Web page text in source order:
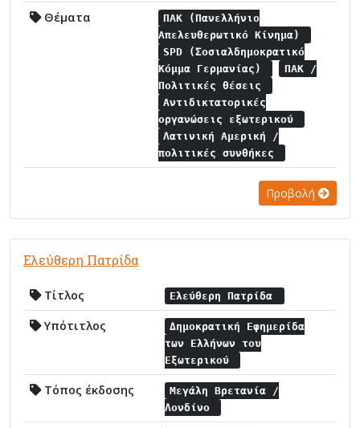
Θέματα
ΠΑΚ (Πανελλήνιο
Απελευθερωτικό Κίνημα)
SPD (Σοσιαλδημοκρατικό
Κόμμα Γερμανίας)
ΠΑΚ /
Πολιτικές θέσεις
Αντιδικτατορικές
οργανώσεις εξωτερικού
Λατινική Αμερική /
πολιτικές συνθήκες
Προβολή
Ελεύθερη Πατρίδα
Τίτλος Ελεύθερη Πατρίδα
Υπότιτλος
Δημοκρατική Εφημερίδα
των Ελλήνων του
Εξωτερικού
Τόπος έκδοσης
Μεγάλη Βρετανία /
Λονδίνο